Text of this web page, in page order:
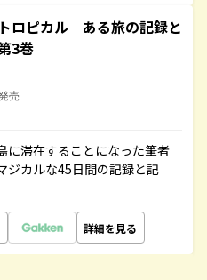
ロピカル ある旅の記録と
3巻
売
に滞在することになった筆者
ジカルな45日間の記録と記
詳細を見る